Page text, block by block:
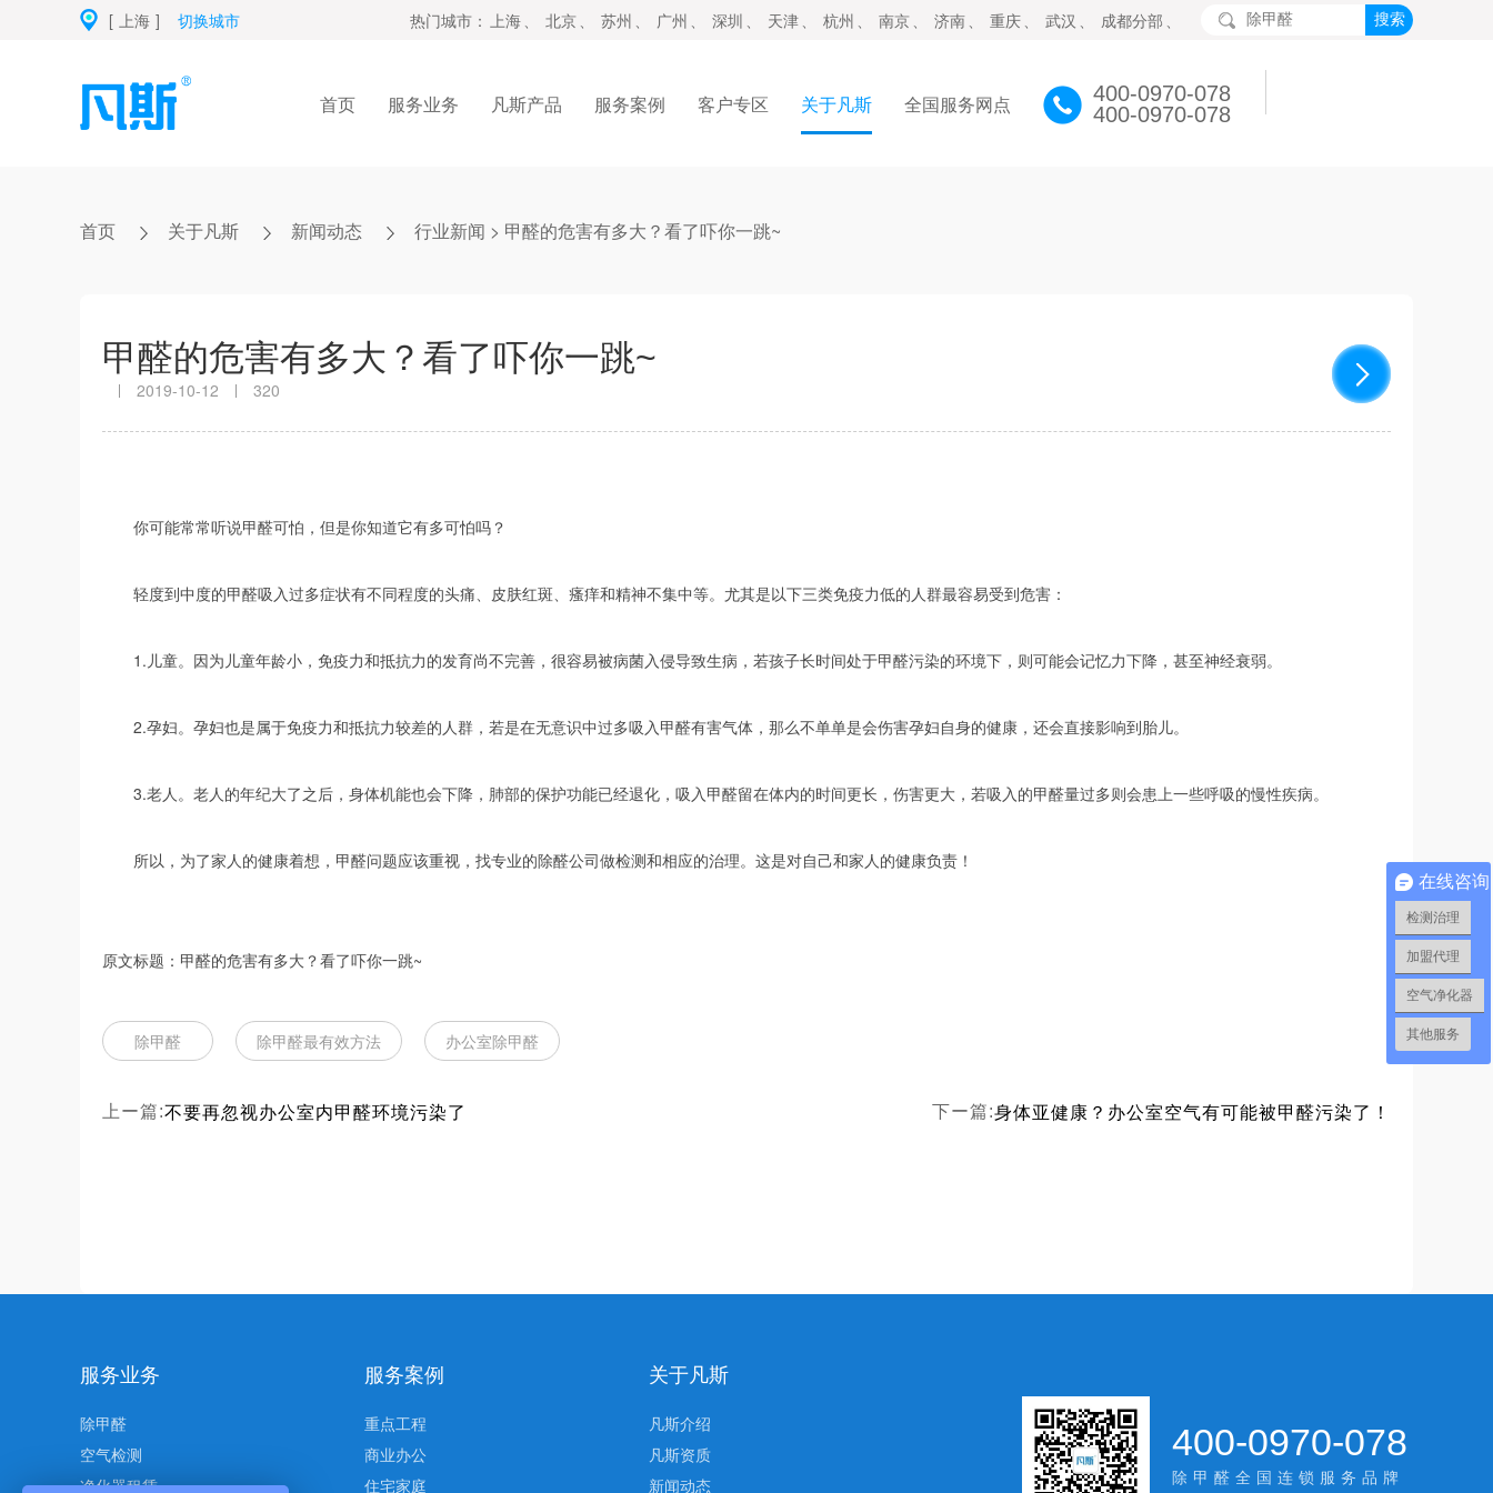
[ 上海 ] 切换城市 热门城市： 上海 、 北京 、 苏州 、 广州 、 深圳 、 天津 、 杭州 、 南京 、 济南 、 重庆 、 武汉 、 成都分部 、
400-0970-078
400-0970-078
首页 服务业务 凡斯产品 服务案例 客户专区 关于凡斯 全国服务网点
首页 关于凡斯 新闻动态 行业新闻 > 甲醛的危害有多大？看了吓你一跳~
甲醛的危害有多大？看了吓你一跳~
2019-10-12 320
你可能常常听说甲醛可怕，但是你知道它有多可怕吗？
轻度到中度的甲醛吸入过多症状有不同程度的头痛、皮肤红斑、瘙痒和精神不集中等。尤其是以下三类免疫力低的人群最容易受到危害：
1.儿童。因为儿童年龄小，免疫力和抵抗力的发育尚不完善，很容易被病菌入侵导致生病，若孩子长时间处于甲醛污染的环境下，则可能会记忆力下降，甚至神经衰弱。
2.孕妇。孕妇也是属于免疫力和抵抗力较差的人群，若是在无意识中过多吸入甲醛有害气体，那么不单单是会伤害孕妇自身的健康，还会直接影响到胎儿。
3.老人。老人的年纪大了之后，身体机能也会下降，肺部的保护功能已经退化，吸入甲醛留在体内的时间更长，伤害更大，若吸入的甲醛量过多则会患上一些呼吸的慢性疾病。
所以，为了家人的健康着想，甲醛问题应该重视，找专业的除醛公司做检测和相应的治理。这是对自己和家人的健康负责！
原文标题：甲醛的危害有多大？看了吓你一跳~
除甲醛 除甲醛最有效方法 办公室除甲醛
上ー篇:不要再忽视办公室内甲醛环境污染了 下ー篇:身体亚健康？办公室空气有可能被甲醛污染了！
服务业务
除甲醛
空气检测
净化器租赁
服务案例
重点工程
商业办公
住宅家庭
关于凡斯
凡斯介绍
凡斯资质
新闻动态
400-0970-078
除甲醛全国连锁服务品牌
在线咨询
检测治理
加盟代理
空气净化器
其他服务